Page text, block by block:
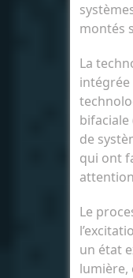
montés
La
intégrée
bifaciale
de
qui ont
Le
un état
lumière,